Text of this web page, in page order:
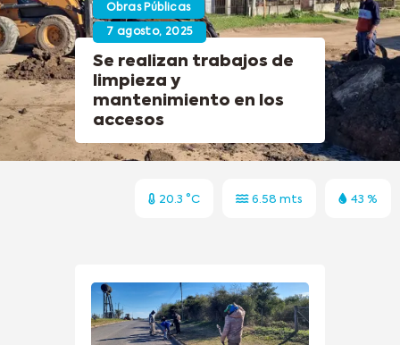
Obras Públicas
7 agosto, 2025
Se realizan trabajos de
limpieza y
mantenimiento en los
accesos
20.3 °C 6.58 mts 43 %